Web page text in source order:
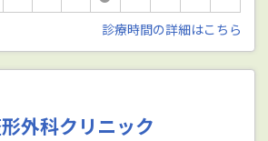
診療時間の詳細はこちら
外科クリニック